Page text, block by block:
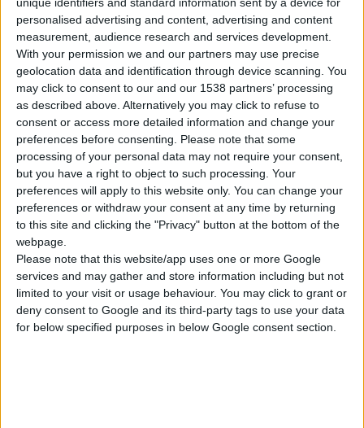
unique identifiers and standard information sent by a device for
personalised advertising and content, advertising and content
measurement, audience research and services development.
With your permission we and our partners may use precise
geolocation data and identification through device scanning. You
may click to consent to our and our 1538 partners’ processing
as described above. Alternatively you may click to refuse to
consent or access more detailed information and change your
preferences before consenting. Please note that some
processing of your personal data may not require your consent,
but you have a right to object to such processing. Your
preferences will apply to this website only. You can change your
preferences or withdraw your consent at any time by returning
to this site and clicking the "Privacy" button at the bottom of the
webpage.
Please note that this website/app uses one or more Google
services and may gather and store information including but not
limited to your visit or usage behaviour. You may click to grant or
deny consent to Google and its third-party tags to use your data
for below specified purposes in below Google consent section.
Κοκκινάκη Δημήτρη,
αφορά τη χρήση και τη
διάδοση της μαστίχας
στις επιστήμες και στις
τέχνες. Η χαράκτρια Μαρία
Πασσαλή στο πρώτο της
κείμενο συμβάλλει στην
κατανόηση της εικαστικής
διάστασης της μαστίχας
για ένα δημιουργό
καλλιτέχνη της σημερινής
εποχής, ενώ στο δεύτερο
αναλύει το
χαρακτηριστικό τρόπο
ενδυμασίας των
μαστιχοχωριτών. Ο